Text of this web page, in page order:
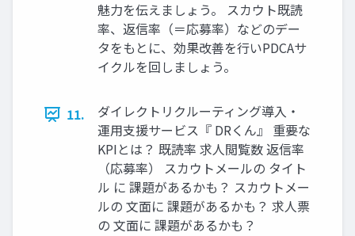
魅力を伝えましょう。 スカウト既読
率、返信率（＝応募率）などのデー
タをもとに、効果改善を行いPDCAサ
イクルを回しましょう。
11.
ダイレクトリクルーティング導入・
運用支援サービス『 DRくん』 重要な
KPIとは？ 既読率 求人閲覧数 返信率
（応募率） スカウトメールの タイト
ル に 課題があるかも？ スカウトメー
ルの 文面に 課題があるかも？ 求人票
の 文面に 課題があるかも？